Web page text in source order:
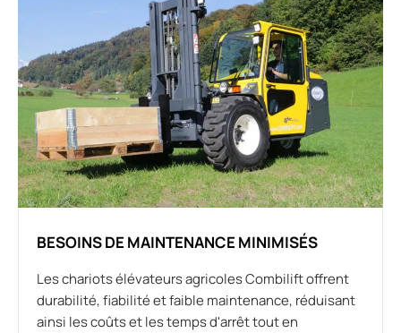
BESOINS DE MAINTENANCE MINIMISÉS
Les chariots élévateurs agricoles Combilift offrent
durabilité, fiabilité et faible maintenance, réduisant
ainsi les coûts et les temps d'arrêt tout en